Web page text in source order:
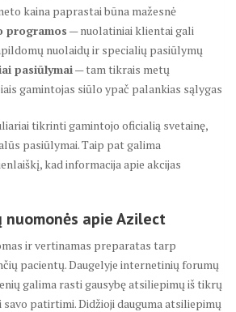
kaina paprastai būna mažesnė
programos — nuolatiniai klientai gali
nuolaidų ir specialių pasiūlymų
pasiūlymai— tam tikrais metų
gamintojas siūlo ypač palankias sąlygas
tikrinti gamintojo oficialią svetainę,
pasiūlymai. Taip pat galima
kad informacija apie akcijas
apie Azilect
ir vertinamas preparatas tarp
pacientų. Daugelyje internetinių forumų
galima rasti gausybę atsiliepimų iš tikrų
patirtimi. Didžioji dauguma atsiliepimų